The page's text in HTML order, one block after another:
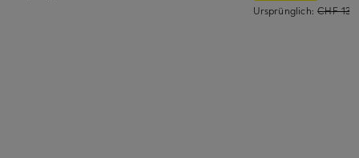
Ursprünglich:CHF 139